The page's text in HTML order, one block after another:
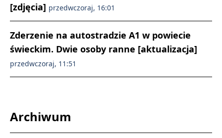
[zdjęcia] przedwczoraj, 16:01
Zderzenie na autostradzie A1 w powiecie
świeckim. Dwie osoby ranne [aktualizacja]
przedwczoraj, 11:51
Archiwum